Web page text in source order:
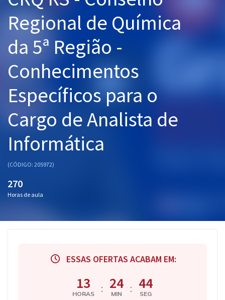
Graduação
Mentorias
Questões grátis
Conteúdo gratuito
Blog
Aprovados
Atendimento
Regional de Química
da 5ª Região -
Conhecimentos
Específicos para o
Cargo de Analista de
Informática
(CÓDIGO: 205972)
270
Horas de aula
ESSAS OFERTAS ACABAM EM:
13
HORAS : 24
MIN : 43
SEG